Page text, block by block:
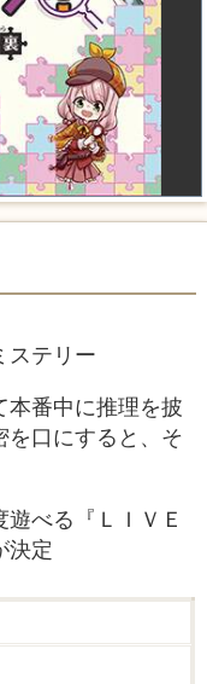
ステリー
本番中に推理を披
を口にすると、そ
べる『ＬＩＶＥ
決定